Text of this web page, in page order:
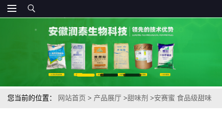
您当前的位置： 网站首页 > 产品展厅 >甜味剂 >安赛蜜 食品级甜味